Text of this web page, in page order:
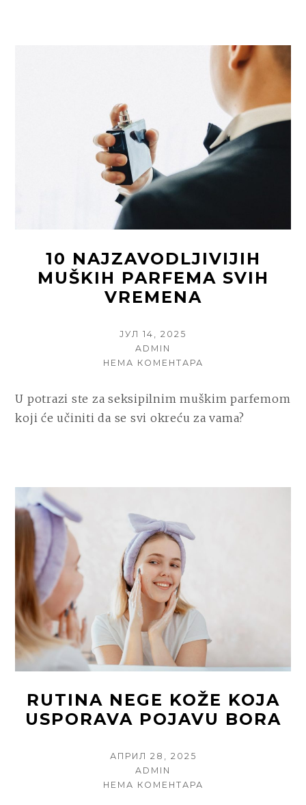
10 NAJZAVODLJIVIJIH
MUŠKIH PARFEMA SVIH
VREMENA
POSTED
ЈУЛ 14, 2025
AUTHOR
ADMIN
НЕМА КОМЕНТАРА
MUŠKIH
PARFEMA
U potrazi ste za seksipilnim muškim parfemom
koji će učiniti da se svi okreću za vama?
RUTINA NEGE KOŽE KOJA
USPORAVA POJAVU BORA
POSTED
АПРИЛ 28, 2025
AUTHOR
ADMIN
НЕМА КОМЕНТАРА